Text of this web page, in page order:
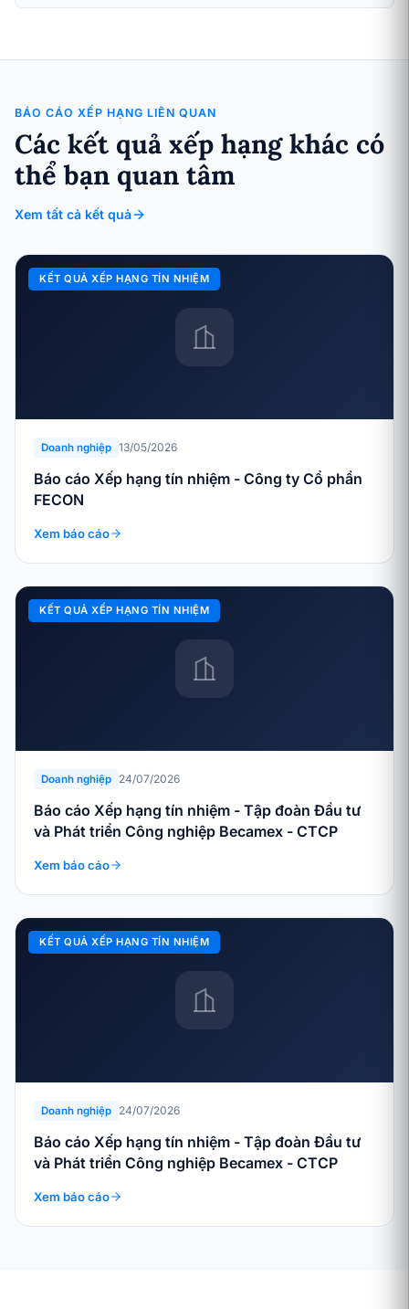
BÁO CÁO XẾP HẠNG LIÊN QUAN
Các kết quả xếp hạng khác có
thể bạn quan tâm
Xem tất cả kết quả
KẾT QUẢ XẾP HẠNG TÍN NHIỆM
Doanh nghiệp 13/05/2026
Báo cáo Xếp hạng tín nhiệm - Công ty Cổ phần
FECON
Xem báo cáo
KẾT QUẢ XẾP HẠNG TÍN NHIỆM
Doanh nghiệp 24/07/2026
Báo cáo Xếp hạng tín nhiệm - Tập đoàn Đầu tư
và Phát triển Công nghiệp Becamex - CTCP
Xem báo cáo
KẾT QUẢ XẾP HẠNG TÍN NHIỆM
Doanh nghiệp 24/07/2026
Báo cáo Xếp hạng tín nhiệm - Tập đoàn Đầu tư
và Phát triển Công nghiệp Becamex - CTCP
Xem báo cáo